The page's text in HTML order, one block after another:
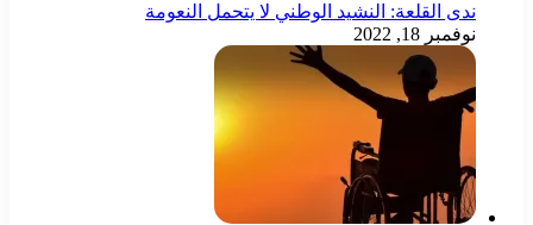
ندى القلعة: النشيد الوطني لا يتحمل النعومة
نوفمبر 18, 2022